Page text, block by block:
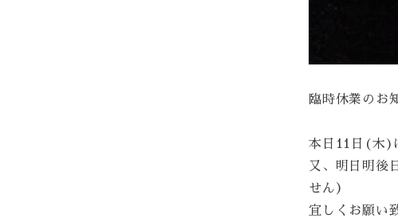
臨時休業のお
本日11日(木)
又、明日明後
せん）
宜しくお願い